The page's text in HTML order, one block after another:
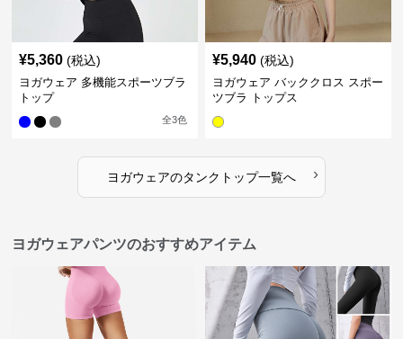
¥5,360 (税込)
ヨガウェア 多機能スポーツブラ
トップ
全3色
¥5,940 (税込)
ヨガウェア バッククロス スポー
ツブラ トップス
ヨガウェアのタンクトップ一覧へ ›
ヨガウェアパンツのおすすめアイテム